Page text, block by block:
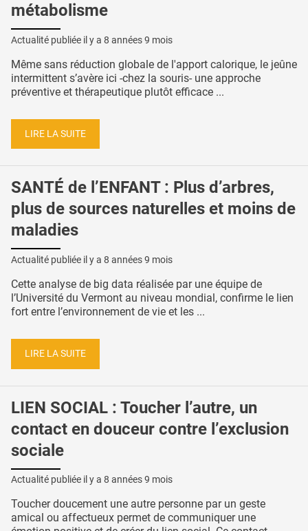
métabolisme
Actualité publiée il y a 8 années 9 mois
Même sans réduction globale de l'apport calorique, le jeûne
intermittent s’avère ici -chez la souris- une approche
préventive et thérapeutique plutôt efficace ...
LIRE LA SUITE
SANTÉ de l’ENFANT : Plus d’arbres,
plus de sources naturelles et moins de
maladies
Actualité publiée il y a 8 années 9 mois
Cette analyse de big data réalisée par une équipe de
l’Université du Vermont au niveau mondial, confirme le lien
fort entre l’environnement de vie et les ...
LIRE LA SUITE
LIEN SOCIAL : Toucher l’autre, un
contact en douceur contre l’exclusion
sociale
Actualité publiée il y a 8 années 9 mois
Toucher doucement une autre personne par un geste
amical ou affectueux permet de communiquer une